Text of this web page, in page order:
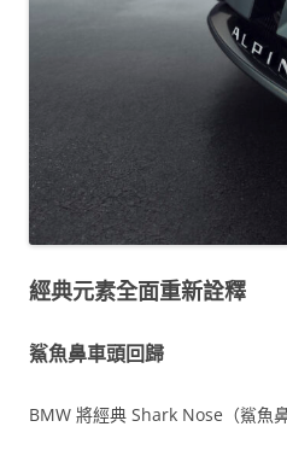
經典元素全面重新詮釋
鯊魚鼻車頭回歸
BMW 將經典 Shark Nose（鯊魚